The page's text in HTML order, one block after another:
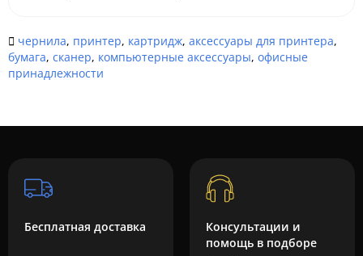
чернила, принтер, картридж, аксессуары для принтера,
бумага, сканер, компьютерные аксессуары, офисные
принадлежности
Бесплатная доставка
Консультации и
помощь в подборе